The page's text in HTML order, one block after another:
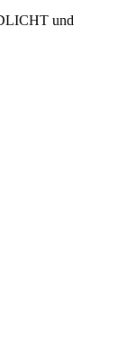
und